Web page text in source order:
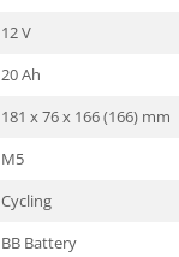
12 V
20 Ah
181 x 76 x 166 (166) mm
M5
Cycling
BB Battery